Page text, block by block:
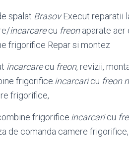
spalat BrasovExecut reparatii
incarcarecu freonaparate aer
frigorifice Repar si montez
incarcarecu freon, revizii,
frigorifice. incarcaricu freon
frigorifice,
frigorifice. incarcaricu
de comanda camere